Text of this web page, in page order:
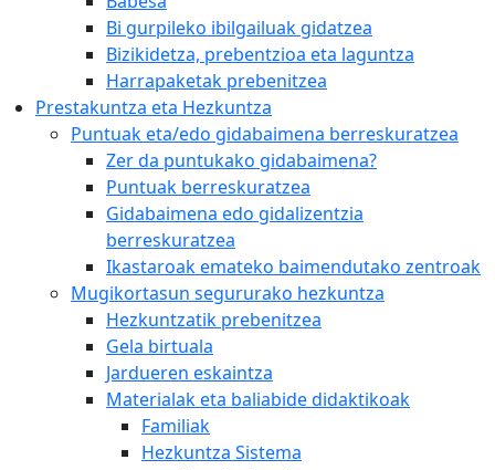
Bi gurpileko ibilgailuak gidatzea
Bizikidetza, prebentzioa eta laguntza
Harrapaketak prebenitzea
Prestakuntza eta Hezkuntza
Puntuak eta/edo gidabaimena berreskuratzea
Zer da puntukako gidabaimena?
Puntuak berreskuratzea
Gidabaimena edo gidalizentzia
berreskuratzea
Ikastaroak emateko baimendutako zentroak
Mugikortasun segururako hezkuntza
Hezkuntzatik prebenitzea
Gela birtuala
Jardueren eskaintza
Materialak eta baliabide didaktikoak
Familiak
Hezkuntza Sistema